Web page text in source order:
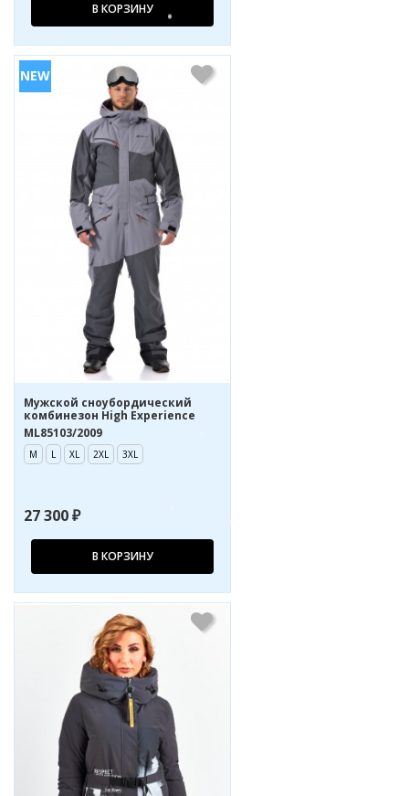
В КОРЗИНУ
Мужской сноубордический
комбинезон High Experience
ML85103/2009
M L XL 2XL 3XL
27 300 ₽
В КОРЗИНУ